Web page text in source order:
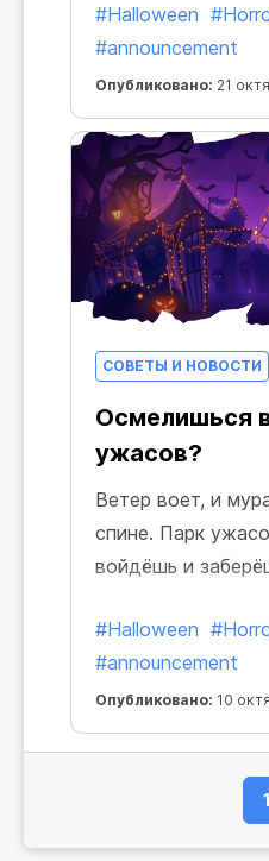
#Halloween
#announcement
Опубликовано: 21
СОВЕТЫ И НОВОСТИ
Осмелишься
ужасов?
Ветер воет, и
спине. Парк
войдёшь и
#Halloween
#announcement
Опубликовано: 10
1